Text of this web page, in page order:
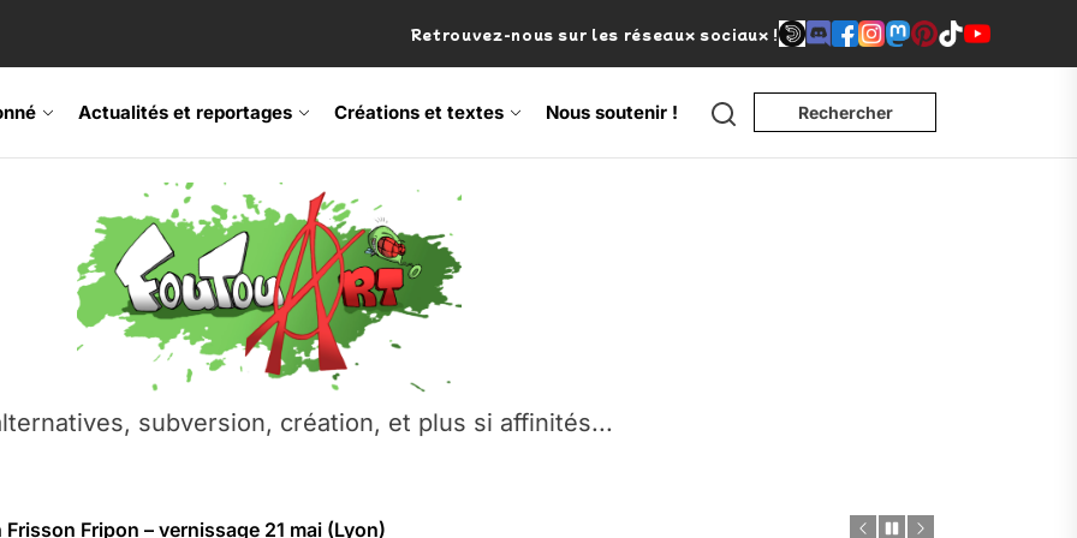
Retrouvez-nous sur les réseaux sociaux !
Actualités et reportages Créations et textes Nous soutenir ! Search Rechercher
subversion, création, et plus si affinités...
Frisson Fripon – vernissage 21 mai (Lyon)
Festival – Samedi 18 juillet (Vaulx-en-Velin)
– Ŝtono, un livre réalisé par Michaël Moretti & Pierre Lacôte
contre l’A412 à l’Établi (Haute-Savoie)
Fripon – vernissage 21 mai (Lyon)